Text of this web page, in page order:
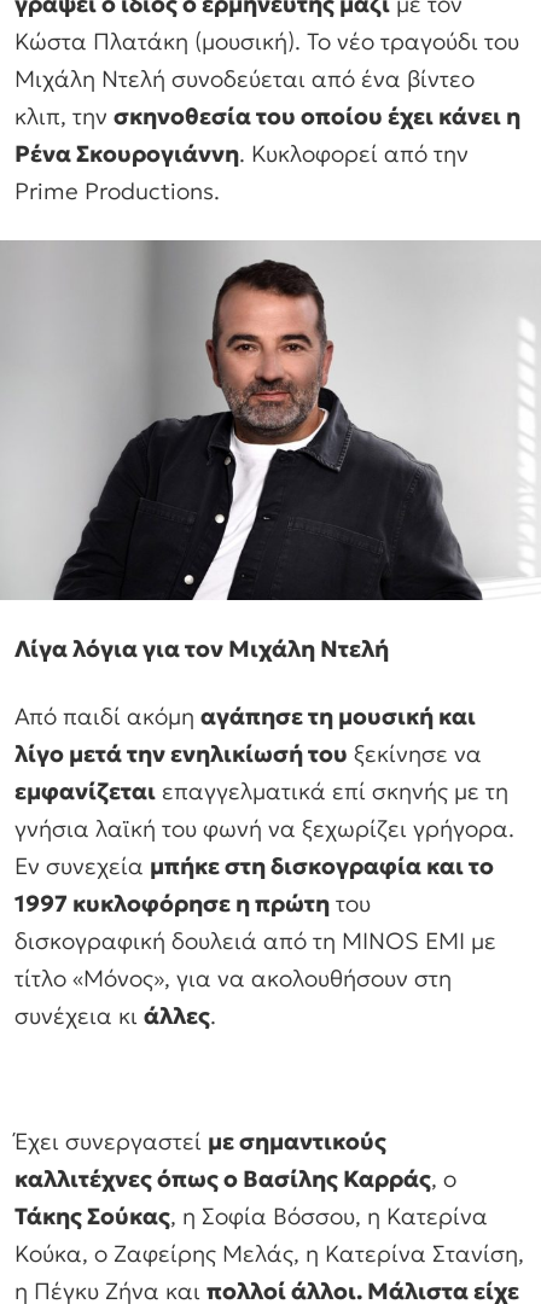
Κώστα Πλατάκη (μουσική). Το νέο τραγούδι του
Μιχάλη Ντελή συνοδεύεται από ένα βίντεο
κλιπ, την σκηνοθεσία του οποίου έχει κάνει η
Ρένα Σκουρογιάννη. Κυκλοφορεί από την
Prime Productions.
Λίγα λόγια για τον Μιχάλη Ντελή
Από παιδί ακόμη αγάπησε τη μουσική και
λίγο μετά την ενηλικίωσή του ξεκίνησε να
εμφανίζεται επαγγελματικά επί σκηνής με τη
γνήσια λαϊκή του φωνή να ξεχωρίζει γρήγορα.
Εν συνεχεία μπήκε στη δισκογραφία και το
1997 κυκλοφόρησε η πρώτη του
δισκογραφική δουλειά από τη MINOS EMI με
τίτλο «Μόνος», για να ακολουθήσουν στη
συνέχεια κι άλλες.
Έχει συνεργαστεί με σημαντικούς
καλλιτέχνες όπως ο Βασίλης Καρράς, ο
Τάκης Σούκας, η Σοφία Βόσσου, η Κατερίνα
Κούκα, ο Ζαφείρης Μελάς, η Κατερίνα Στανίση,
η Πέγκυ Ζήνα και πολλοί άλλοι. Μάλιστα είχε